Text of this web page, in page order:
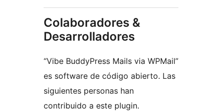
Colaboradores &
Desarrolladores
“Vibe BuddyPress Mails via WPMail”
es software de código abierto. Las
siguientes personas han
contribuido a este plugin.